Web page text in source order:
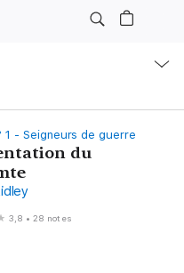
1 - Seigneurs de guerre
du
3,8 •28 notes